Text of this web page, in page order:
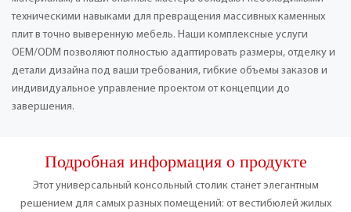
техническими навыками для превращения массивных каменных
плит в точно выверенную мебель. Наши комплексные услуги
OEM/ODM позволяют полностью адаптировать размеры, отделку и
детали дизайна под ваши требования, гибкие объемы заказов и
индивидуальное управление проектом от концепции до
завершения.
Подробная информация о продукте
Этот универсальный консольный столик станет элегантным
решением для самых разных помещений: от вестибюлей жилых